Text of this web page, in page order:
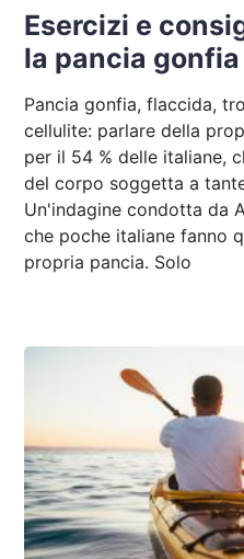
Esercizi e
la pancia gonfia
Pancia gonfia, flaccida,
cellulite: parlare della
per il 54 % delle italiane,
del corpo soggetta a
Un'indagine condotta da
che poche italiane fanno
propria pancia. Solo